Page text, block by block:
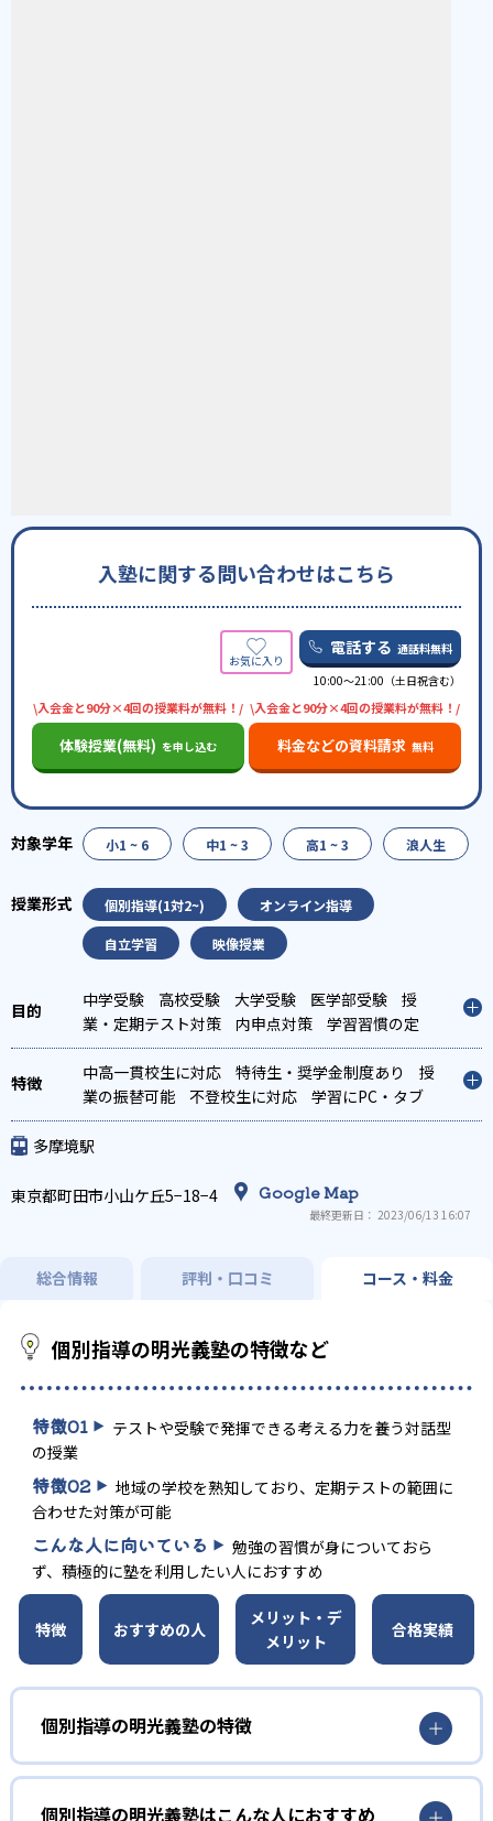
入塾に関する問い合わせはこちら
電話する 通話料無料
10:00〜21:00（土日祝含む）
\入会金と90分×4回の授業料が無料！/
体験授業(無料) を申し込む
\入会金と90分×4回の授業料が無料！/
料金などの資料請求 無料
小1 ~ 6 中1 ~ 3 高1 ~ 3 浪人生
個別指導(1対2~) オンライン指導
自立学習 映像授業
中学受験 高校受験 大学受験 医学部受験
授
業・定期テスト対策
内申点対策
学習習慣の定
着
総合型選抜(旧AO)対策 推薦入試対策
学校別
特化対策
国公立大対策 私大対策
共通テスト対
策
英検(英語検定)対策 漢検(漢字検定)対策
数
学特化対策
英語・英会話特化対策
その他科目別
特化対策
中高一貫校生に対応 特待生・奨学金制度あり
授
業の振替可能
不登校生に対応
学習にPC・タブ
レットを利用
オンライン対応
1科目から受講可
能
多摩境駅
東京都町田市小山ケ丘5−18−4 Google Map
最終更新日： 2023/06/13 16:07
総合情報 評判・口コミ コース・料金
個別指導の明光義塾の特徴など
特徴01
テストや受験で発揮できる考える力を養う対話型
の授業
特徴02
地域の学校を熟知しており、定期テストの範囲に
合わせた対策が可能
こんな人に向いている
勉強の習慣が身についておら
ず、積極的に塾を利用したい人におすすめ
特徴 おすすめの人
メリット・デ
メリット
合格実績
個別指導の明光義塾の特徴
01
考える力が身につく対話型の授業
個別指導の明光義塾はこんな人におすすめ